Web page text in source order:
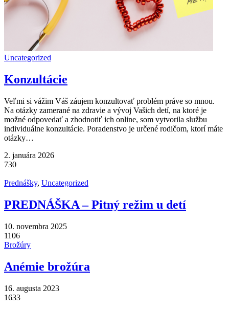
Uncategorized
Konzultácie
Veľmi si vážim Váš záujem konzultovať problém práve so mnou.
Na otázky zamerané na zdravie a vývoj Vašich detí, na ktoré je
možné odpovedať a zhodnotiť ich online, som vytvorila službu
individuálne konzultácie. Poradenstvo je určené rodičom, ktorí máte
otázky…
2. januára 2026
730
Prednášky, Uncategorized
PREDNÁŠKA – Pitný režim u detí
10. novembra 2025
1106
Brožúry
Anémie brožúra
16. augusta 2023
1633